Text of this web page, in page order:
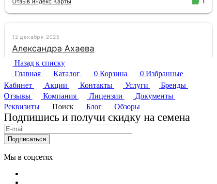
Назад к списку
Главная
Каталог 0 Корзина 0 Избранные
Кабинет
Акции Контакты Услуги
Бренды
Отзывы
Компания Лицензии
Документы
Реквизиты
Поиск Блог Обзоры
Подпишись и получи скидку на семена
Подписаться
Мы в соцсетях